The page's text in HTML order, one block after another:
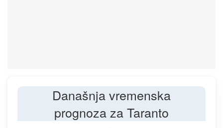
Današnja vremenska
prognoza za Taranto